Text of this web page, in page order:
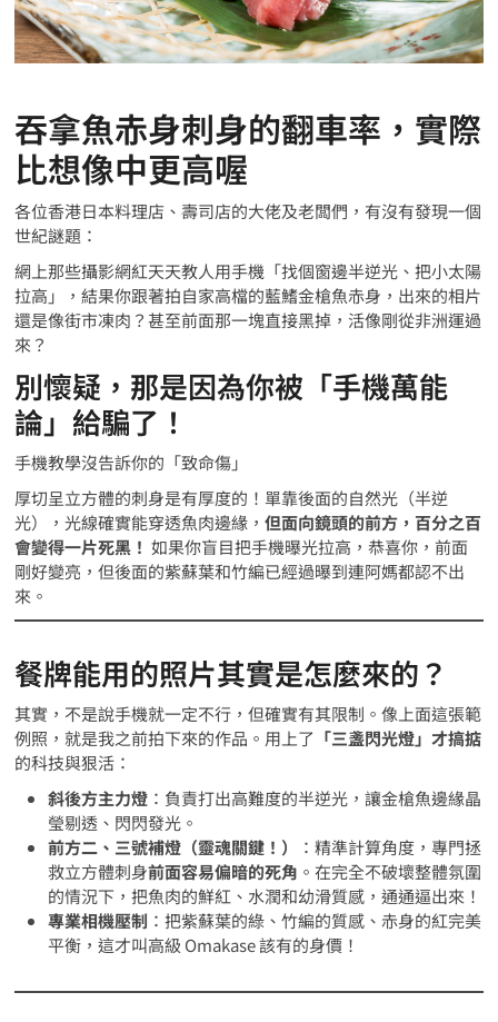
吞拿魚赤身刺身的翻車率，實際
比想像中更高喔
各位香港日本料理店、壽司店的大佬及老闆們，有沒有發現一個
世紀謎題：
網上那些攝影網紅天天教人用手機「找個窗邊半逆光、把小太陽
拉高」，結果你跟著拍自家高檔的藍鰭金槍魚赤身，出來的相片
還是像街市凍肉？甚至前面那一塊直接黑掉，活像剛從非洲運過
來？
別懷疑，那是因為你被「手機萬能
論」給騙了！
手機教學沒告訴你的「致命傷」
厚切呈立方體的刺身是有厚度的！單靠後面的自然光（半逆
光），光線確實能穿透魚肉邊緣，但面向鏡頭的前方，百分之百
會變得一片死黑！ 如果你盲目把手機曝光拉高，恭喜你，前面
剛好變亮，但後面的紫蘇葉和竹編已經過曝到連阿媽都認不出
來。
餐牌能用的照片其實是怎麼來的？
其實，不是說手機就一定不行，但確實有其限制。像上面這張範
例照，就是我之前拍下來的作品。用上了 「三盞閃光燈」才搞掂
的科技與狠活：
斜後方主力燈 ：負責打出高難度的半逆光，讓金槍魚邊緣晶
瑩剔透、閃閃發光。
前方二、三號補燈（靈魂關鍵！）
：精準計算角度，專門拯
救立方體刺身前面容易偏暗的死角 。在完全不破壞整體氛圍
的情況下，把魚肉的鮮紅、水潤和幼滑質感，通通逼出來！
專業相機壓制 ：把紫蘇葉的綠、竹編的質感、赤身的紅完美
平衡，這才叫高級 Omakase 該有的身價！